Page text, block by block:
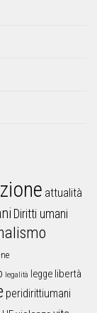
attualità
Diritti umani
legalità legge libertà
peridirittiumani